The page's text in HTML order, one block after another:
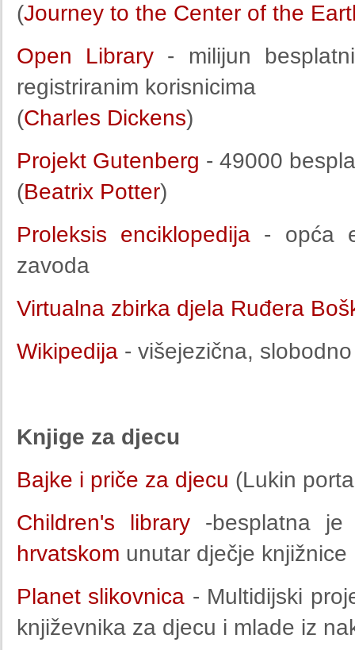
(Journey to the Center of the
Open Library - milijun
registriranim korisnicima
(Charles Dickens)
Projekt Gutenberg - 49000
(Beatrix Potter)
Proleksis enciklopedija - opća
zavoda
Virtualna zbirka djela Ruđera
Wikipedija - višejezična,
Knjige za djecu
Bajke i priče za djecu (Lukin
Children's library-besplatna je
hrvatskom unutar dječje knjižnice
Planet slikovnica - Multidijski
književnika za djecu i mlade iz